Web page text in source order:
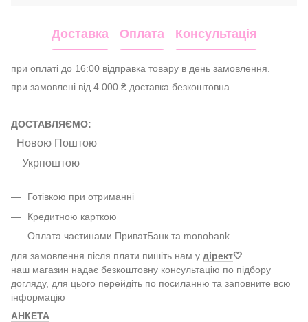
Доставка Оплата Консультація
при оплаті до 16:00 відправка товару в день замовлення.
при замовлені від 4 000 ₴ доставка безкоштовна.
ДОСТАВЛЯЄМО:
Новою Поштою
Укрпоштою
Готівкою при отриманні
Кредитною карткою
Оплата частинами ПриватБанк та monobank
для замовлення після плати пишіть нам у дірект🤍
наш магазин надає безкоштовну консультацію по підбору
догляду, для цього перейдіть по посиланню та заповните всю
інформацію
АНКЕТА